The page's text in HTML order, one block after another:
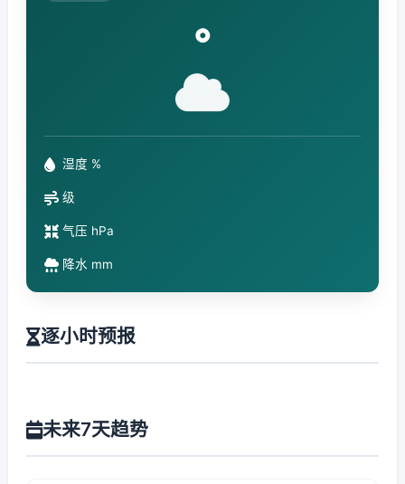
°
湿度 %
级
气压 hPa
降水 mm
逐小时预报
未来7天趋势